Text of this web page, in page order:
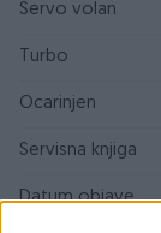
Servo volan
Turbo
Ocarinjen
Servisna knjiga
Datum objave